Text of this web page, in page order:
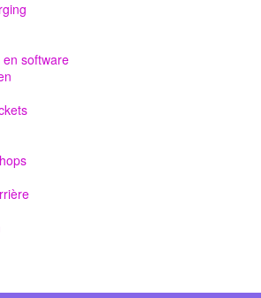
software